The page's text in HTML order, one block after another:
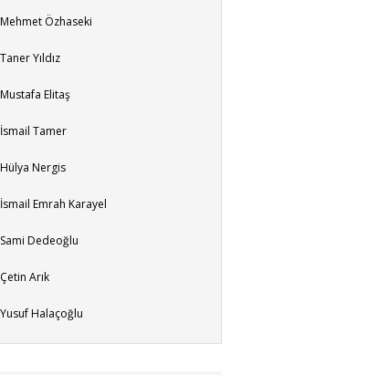
Mehmet Özhaseki
Taner Yıldız
Mustafa Elitaş
İsmail Tamer
Hülya Nergis
İsmail Emrah Karayel
Sami Dedeoğlu
Çetin Arık
Yusuf Halaçoğlu